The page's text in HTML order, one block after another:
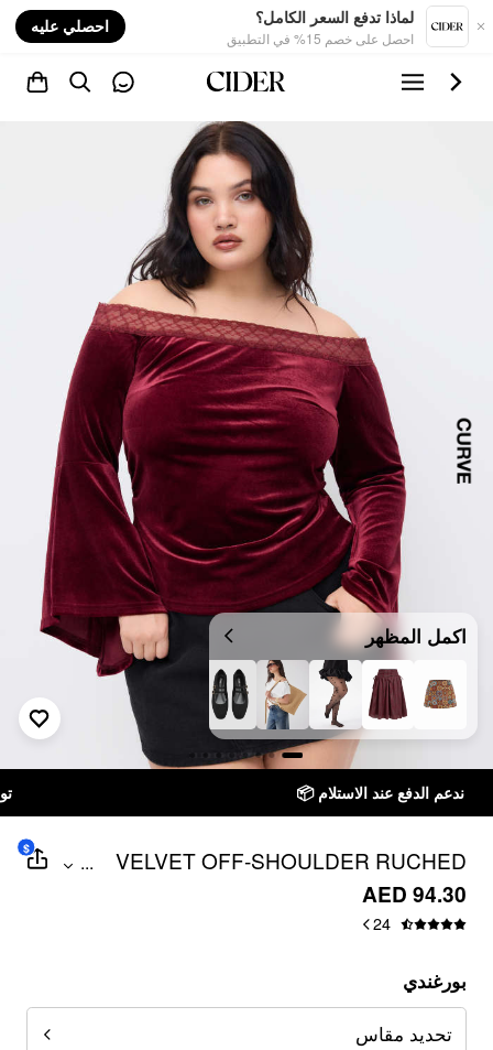
لماذا تدفع السعر الكامل؟
احصل على خصم 15% في التطبيق
احصلي عليه
اكمل المظهر
VELVET OFF-SHOULDER RUCHED
LACE BELL SLEEVE TOP CURVE &
PLUS
...
AED 94.30
24
$
بورغندي
تحديد مقاس